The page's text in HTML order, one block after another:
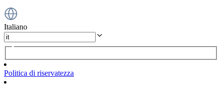
Italiano
Politica di riservatezza